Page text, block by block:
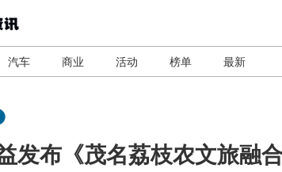
汽车 商业 活动 榜单 最新
发布《茂名荔枝农文旅融